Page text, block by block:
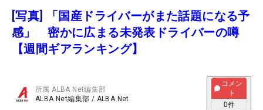
[写真] 「国産ドライバーがまた話題になる予
感」 密かに広まる未発表ドライバーの噂
【週間ギアランキング】
所属ALBA Net編集部
ALBA Net編集部 / ALBA Net
コメン
ト
0件